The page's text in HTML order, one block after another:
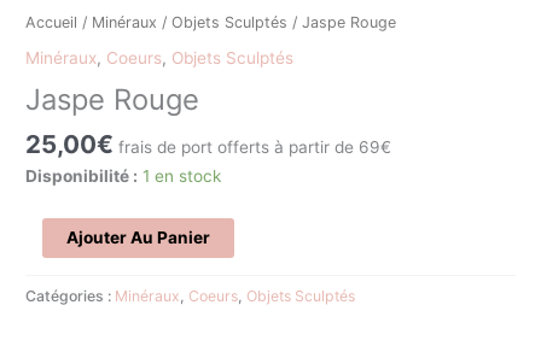
Accueil / Minéraux /Objets Sculptés / Jaspe Rouge
Minéraux, Coeurs, Objets Sculptés
Jaspe Rouge
25,00€ frais de port offerts à partir de 69€
Disponibilité : 1 en stock
Jaspe
Ajouter Au Panier
Catégories : Minéraux Coeurs Objets Sculptés